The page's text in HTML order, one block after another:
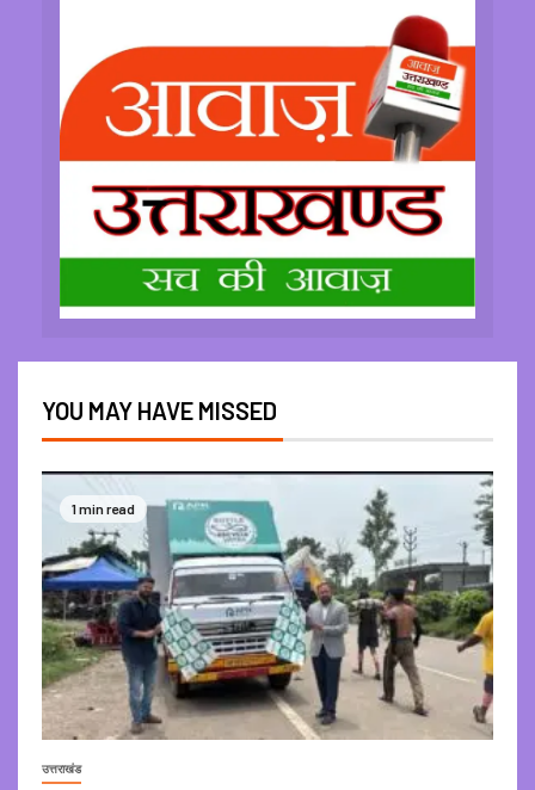
YOU MAY HAVE MISSED
1 min read
उत्तराखंड